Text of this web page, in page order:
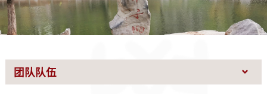
团队队伍